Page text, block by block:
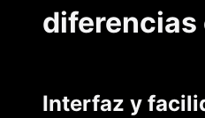
diferencias
Interfaz y